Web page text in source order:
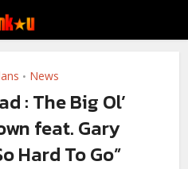
• News
: The Big Ol’
feat. Gary
Hard To Go”